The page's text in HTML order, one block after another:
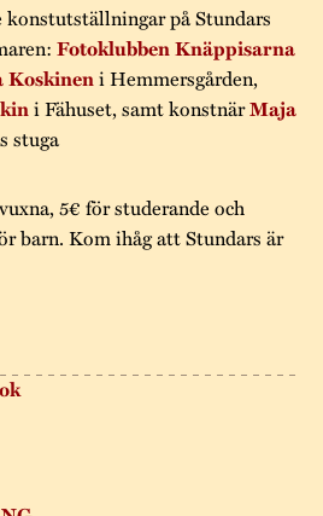
på Stundars
Fotoklubben Knäppisarna
Koskineni Hemmersgården,
i Fähuset, samt konstnärMaja
stuga
5€ för studerande och
barn. Kom ihåg att Stundars är